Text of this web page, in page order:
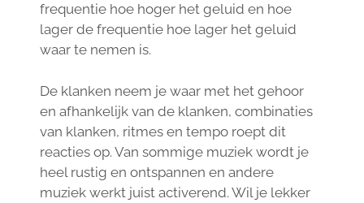
frequentie hoe hoger het geluid en hoe
lager de frequentie hoe lager het geluid
waar te nemen is.
De klanken neem je waar met het gehoor
en afhankelijk van de klanken, combinaties
van klanken, ritmes en tempo roept dit
reacties op. Van sommige muziek wordt je
heel rustig en ontspannen en andere
muziek werkt juist activerend. Wil je lekker